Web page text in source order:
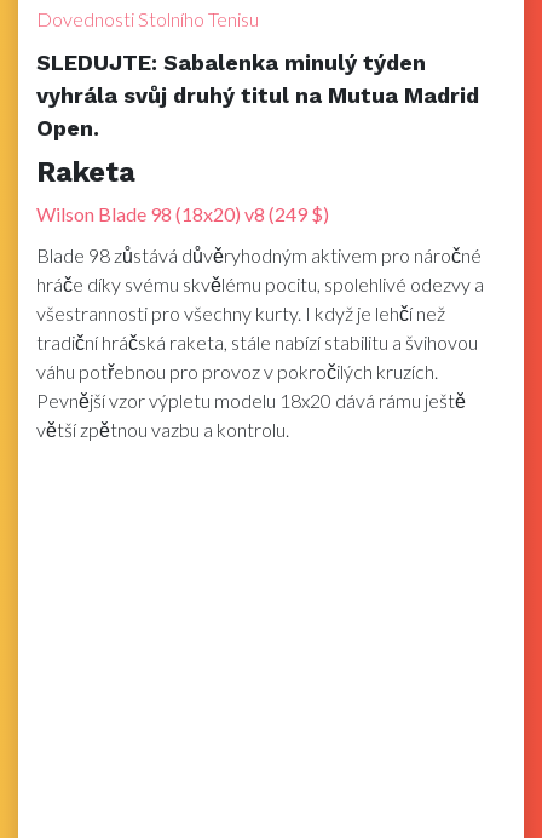
Dovednosti Stolního Tenisu
SLEDUJTE: Sabalenka minulý týden
vyhrála svůj druhý titul na Mutua Madrid
Open.
Raketa
Wilson Blade 98 (18x20) v8 (249 $)
Blade 98 zůstává důvěryhodným aktivem pro náročné
hráče díky svému skvělému pocitu, spolehlivé odezvy a
všestrannosti pro všechny kurty. I když je lehčí než
tradiční hráčská raketa, stále nabízí stabilitu a švihovou
váhu potřebnou pro provoz v pokročilých kruzích.
Pevnější vzor výpletu modelu 18x20 dává rámu ještě
větší zpětnou vazbu a kontrolu.